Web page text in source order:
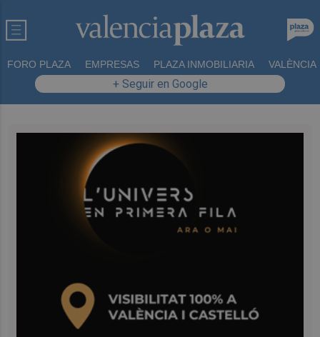
FORO PLAZA EMPRESAS PLAZA INMOBILIARIA VALÈNCIA
+ Seguir en Google